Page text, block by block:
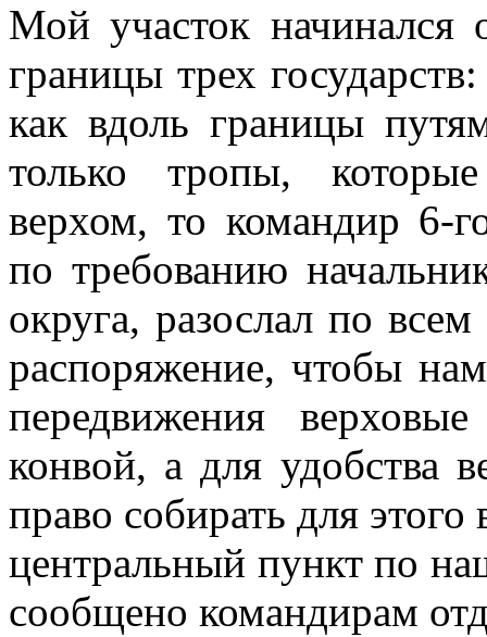
Мой участок начинался
границы трех
как вдоль границы
только тропы,
верхом, то командир 6-
по требованию
округа, разослал по
распоряжение, чтобы
передвижения
конвой, а для удобства
право собирать для
центральный пункт по
сообщено командирам